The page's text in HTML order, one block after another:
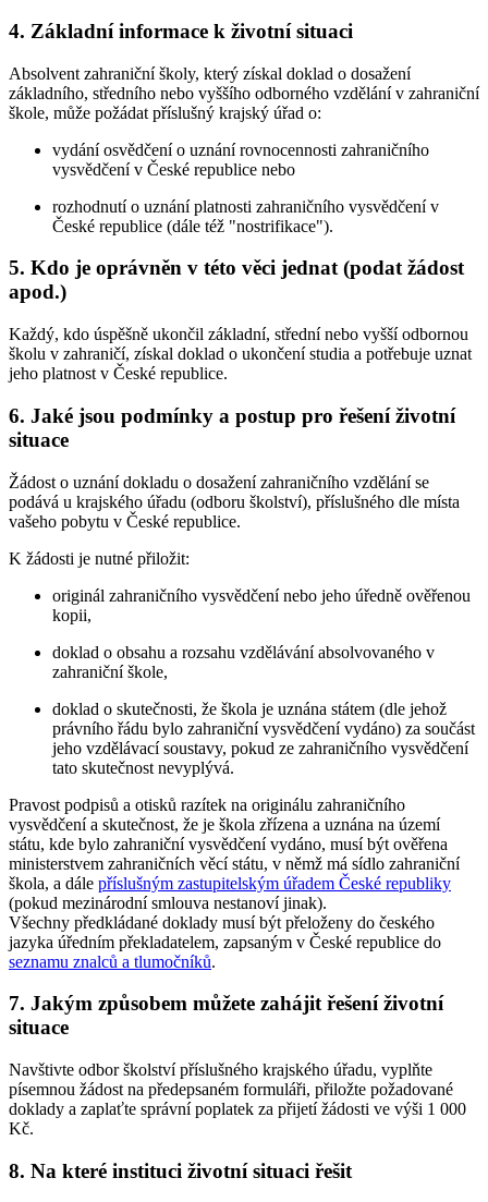
4. Základní informace k životní situaci
Absolvent zahraniční školy, který získal doklad o dosažení
základního, středního nebo vyššího odborného vzdělání v zahraniční
škole, může požádat příslušný krajský úřad o:
vydání osvědčení o uznání rovnocennosti zahraničního
vysvědčení v České republice nebo
rozhodnutí o uznání platnosti zahraničního vysvědčení v
České republice (dále též "nostrifikace").
5. Kdo je oprávněn v této věci jednat (podat žádost
apod.)
Každý, kdo úspěšně ukončil základní, střední nebo vyšší odbornou
školu v zahraničí, získal doklad o ukončení studia a potřebuje uznat
jeho platnost v České republice.
6. Jaké jsou podmínky a postup pro řešení životní
situace
Žádost o uznání dokladu o dosažení zahraničního vzdělání se
podává u krajského úřadu (odboru školství), příslušného dle místa
vašeho pobytu v České republice.
K žádosti je nutné přiložit:
originál zahraničního vysvědčení nebo jeho úředně ověřenou
kopii,
doklad o obsahu a rozsahu vzdělávání absolvovaného v
zahraniční škole,
doklad o skutečnosti, že škola je uznána státem (dle jehož
právního řádu bylo zahraniční vysvědčení vydáno) za součást
jeho vzdělávací soustavy, pokud ze zahraničního vysvědčení
tato skutečnost nevyplývá.
Pravost podpisů a otisků razítek na originálu zahraničního
vysvědčení a skutečnost, že je škola zřízena a uznána na území
státu, kde bylo zahraniční vysvědčení vydáno, musí být ověřena
ministerstvem zahraničních věcí státu, v němž má sídlo zahraniční
škola, a dále příslušným zastupitelským úřadem České republiky
(pokud mezinárodní smlouva nestanoví jinak).
Všechny předkládané doklady musí být přeloženy do českého
jazyka úředním překladatelem, zapsaným v České republice do
seznamu znalců a tlumočníků.
7. Jakým způsobem můžete zahájit řešení životní
situace
Navštivte odbor školství příslušného krajského úřadu, vyplňte
písemnou žádost na předepsaném formuláři, přiložte požadované
doklady a zaplaťte správní poplatek za přijetí žádosti ve výši 1 000
Kč.
8. Na které instituci životní situaci řešit